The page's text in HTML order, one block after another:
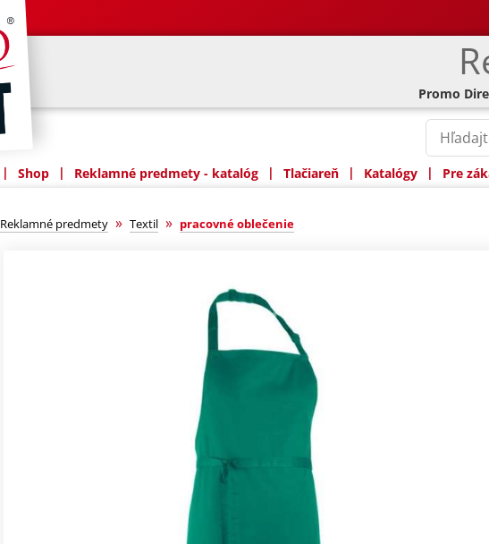
Promo
| Shop | Reklamné predmety - katalóg | Tlačiareň | Katalógy | Pre
Reklamné predmety » Textil » pracovné oblečenie